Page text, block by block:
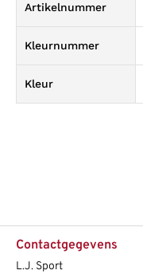
Artikelnummer
Kleurnummer
Kleur
Contactgegevens
L.J. Sport